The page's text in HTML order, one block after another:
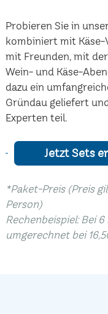
Probieren Sie in
kombiniert mit Käse-
mit Freunden, mit
Wein- und Käse-
dazu ein
Gründau geliefert
Experten teil.
Jetzt Sets
*Paket-Preis (Preis
Person)
Rechenbeispiel: Bei
umgerechnet bei